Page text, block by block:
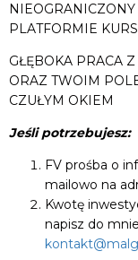
PLATFORMIE
GŁĘBOKA PRACA
ORAZ TWOIM
CZUŁYM OKIEM
Jeśli potrzebujesz:
FV prośba o
mailowo na
Kwotę
napisz do